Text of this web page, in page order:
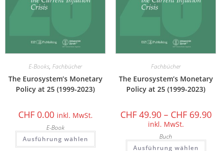
E-Books, Fachbücher
The Eurosystem’s Monetary
Policy at 25 (1999-2023)
CHF0.00 inkl. MwSt.
E-Book
Ausführung wählen
Fachbücher
The Eurosystem’s Monetary
Policy at 25 (1999-2023)
CHF49.90 – CHF69.90
inkl. MwSt.
Buch
Ausführung wählen